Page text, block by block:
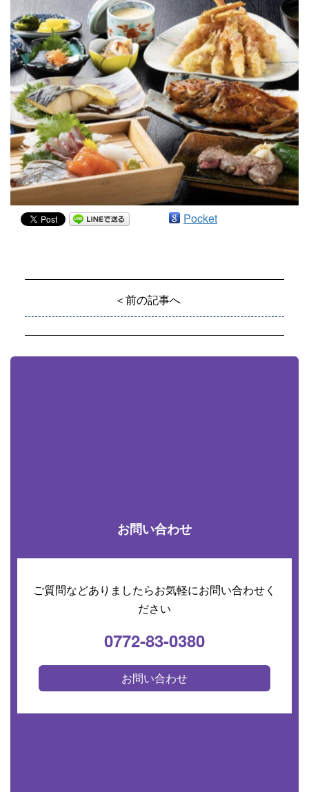
Pocket
＜前の記事へ
お問い合わせ
ご質問などありましたらお気軽にお問い合わせく
ださい
0772-83-0380
お問い合わせ